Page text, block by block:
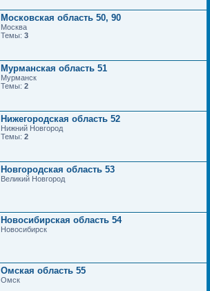
Московская область 50, 90
Москва
Темы: 3
Мурманская область 51
Мурманск
Темы: 2
Нижегородская область 52
Нижний Новгород
Темы: 2
Новгородская область 53
Великий Новгород
Новосибирская область 54
Новосибирск
Омская область 55
Омск